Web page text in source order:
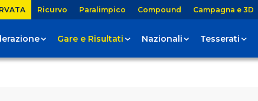
Ricurvo Paralimpico Compound Campagna e 3D
Gare e Risultati Nazionali Tesserati